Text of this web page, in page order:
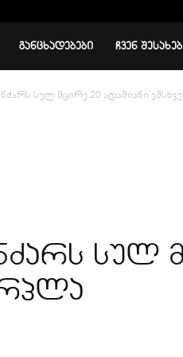
ᲒᲐᲜᲪᲮᲐᲓᲔᲑᲔᲑᲘ ᲩᲕᲔᲜ ᲨᲔᲡᲐᲮᲔᲑ
სულ მცირე 20 ადამიანი
სულ